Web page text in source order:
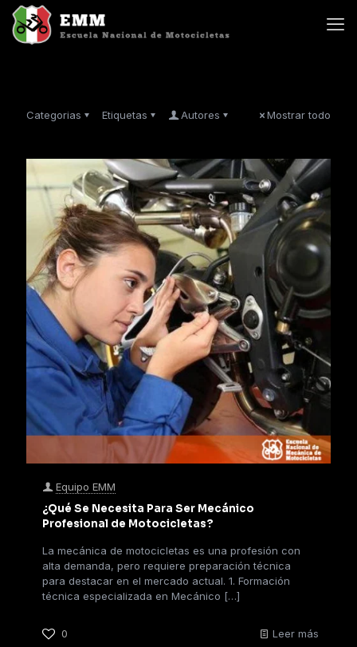
Categorias Etiquetas Autores Mostrar todo
Equipo EMM
¿Qué Se Necesita Para Ser Mecánico
Profesional de Motocicletas?
La mecánica de motocicletas es una profesión con
alta demanda, pero requiere preparación técnica
para destacar en el mercado actual. 1. Formación
técnica especializada en Mecánico […]
0 Leer más